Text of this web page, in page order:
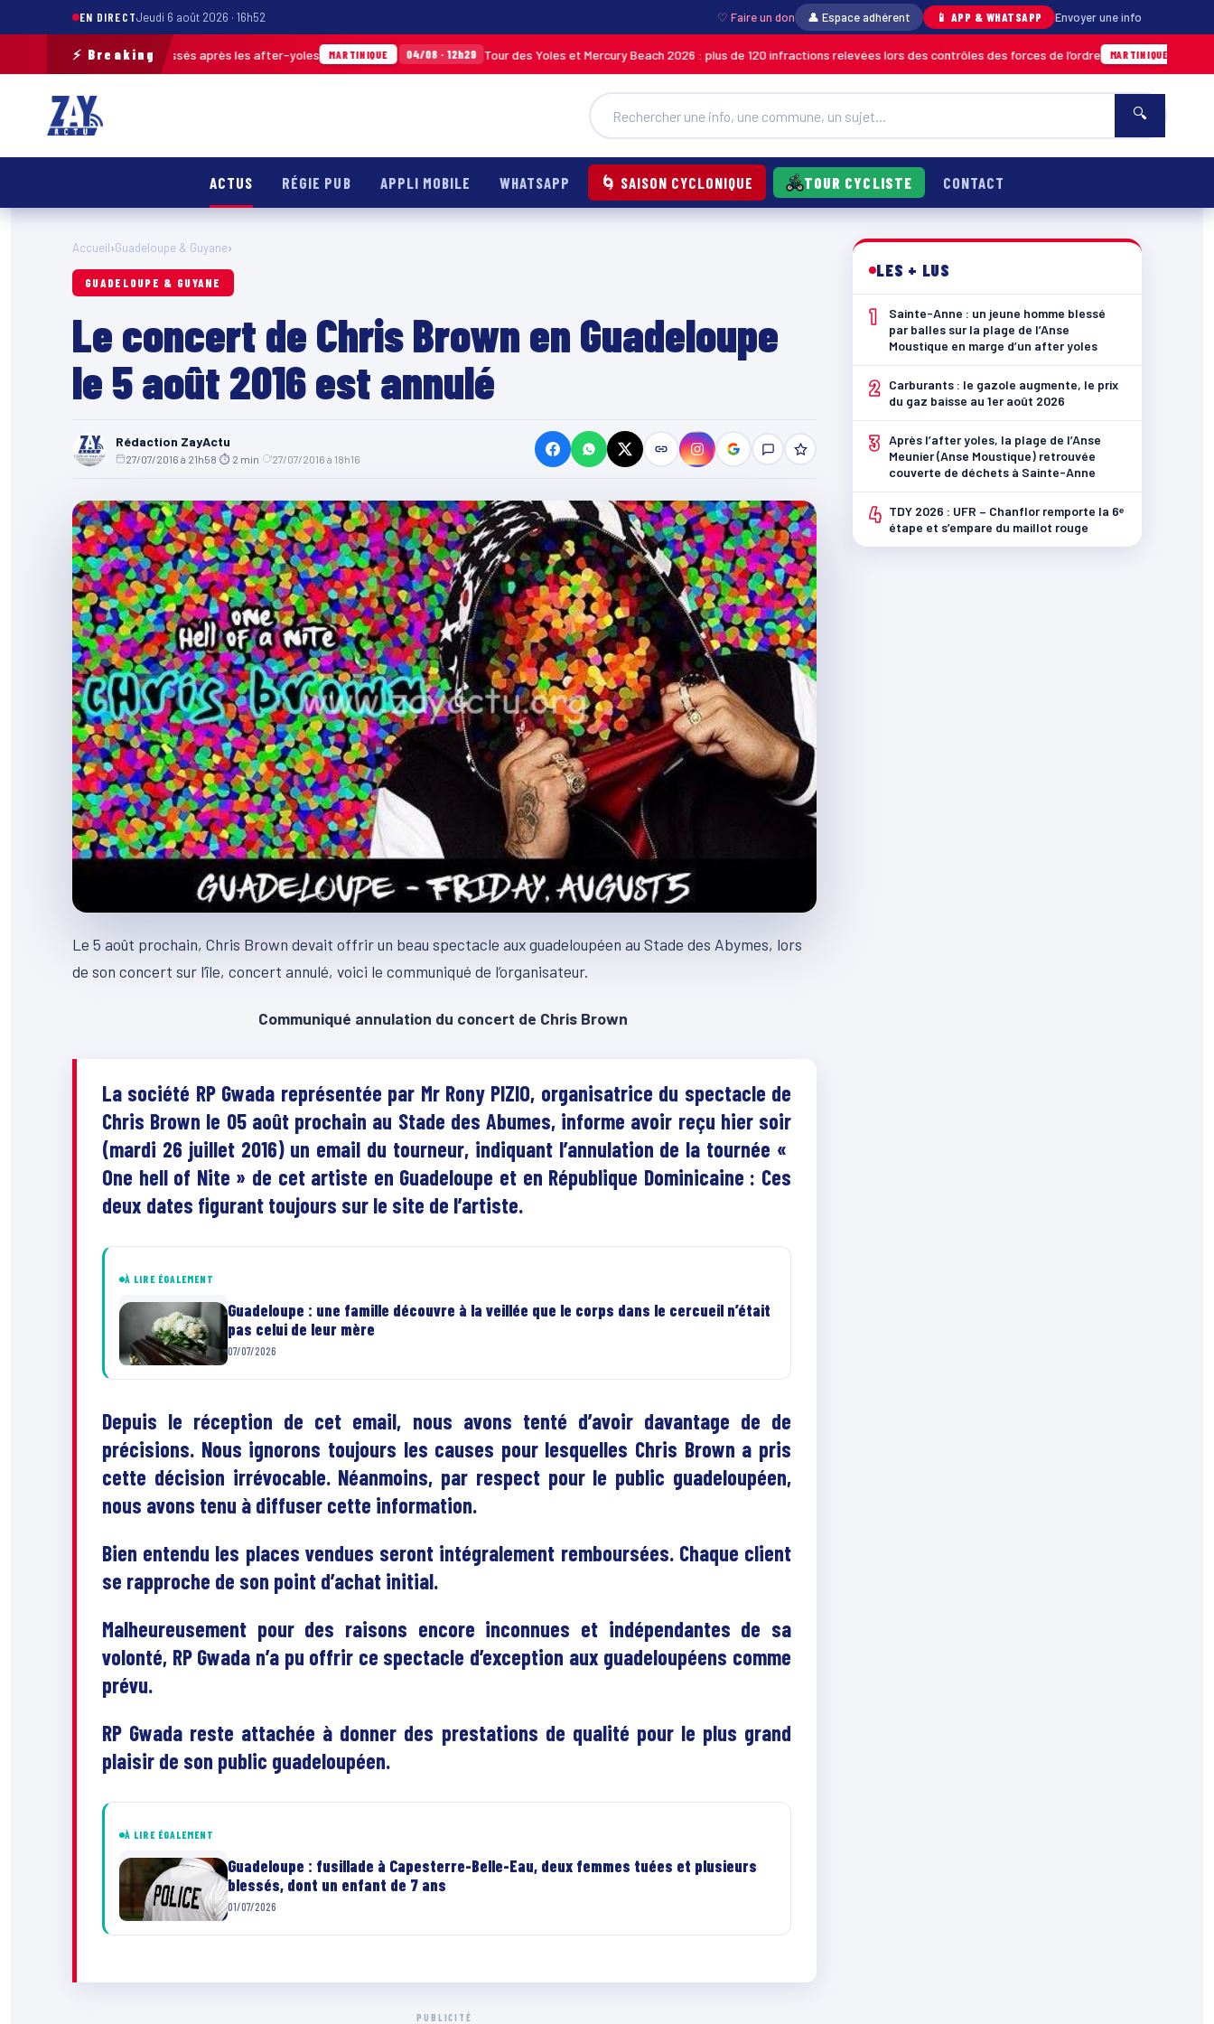
EN DIRECTJeudi 6 août 2026 · 16h52 ♡ Faire un don 👤 Espace adhérent 📱 APP & WHATSAPP Envoyer une info
⚡ Breaking
de déchets ramassés après les after-yoles MARTINIQUE 04/08 · 12h29 Tour des Yoles et Mercury Beach 2026 : plus de 120 infractions relevées lors des contrôles des forces de l’ordre MARTINIQUE 04/08 · 11h06
🔍
ACTUS RÉGIE PUB APPLI MOBILE WHATSAPP 🌀 SAISON CYCLONIQUE TOUR CYCLISTE CONTACT
Accueil›Guadeloupe & Guyane›
GUADELOUPE & GUYANE
Le concert de Chris Brown en Guadeloupe
le 5 août 2016 est annulé
Rédaction ZayActu
27/07/2016 à 21h58 ⏱ 2 min 27/07/2016 à 18h16
Le 5 août prochain, Chris Brown devait offrir un beau spectacle aux guadeloupéen au Stade des Abymes, lors
de son concert sur l’île, concert annulé, voici le communiqué de l’organisateur.
Communiqué annulation du concert de Chris Brown
La société RP Gwada représentée par Mr Rony PIZIO, organisatrice du spectacle de
Chris Brown le 05 août prochain au Stade des Abumes, informe avoir reçu hier soir
(mardi 26 juillet 2016) un email du tourneur, indiquant l’annulation de la tournée «
One hell of Nite » de cet artiste en Guadeloupe et en République Dominicaine : Ces
deux dates figurant toujours sur le site de l’artiste.
À LIRE ÉGALEMENT
Guadeloupe : une famille découvre à la veillée que le corps dans le cercueil n’était
pas celui de leur mère
07/07/2026
Depuis le réception de cet email, nous avons tenté d’avoir davantage de de
précisions. Nous ignorons toujours les causes pour lesquelles Chris Brown a pris
cette décision irrévocable. Néanmoins, par respect pour le public guadeloupéen,
nous avons tenu à diffuser cette information.
Bien entendu les places vendues seront intégralement remboursées. Chaque client
se rapproche de son point d’achat initial.
Malheureusement pour des raisons encore inconnues et indépendantes de sa
volonté, RP Gwada n’a pu offrir ce spectacle d’exception aux guadeloupéens comme
prévu.
RP Gwada reste attachée à donner des prestations de qualité pour le plus grand
plaisir de son public guadeloupéen.
À LIRE ÉGALEMENT
Guadeloupe : fusillade à Capesterre-Belle-Eau, deux femmes tuées et plusieurs
blessés, dont un enfant de 7 ans
01/07/2026
PUBLICITÉ
LES + LUS
1
Sainte-Anne : un jeune homme blessé
par balles sur la plage de l’Anse
Moustique en marge d’un after yoles
2
Carburants : le gazole augmente, le prix
du gaz baisse au 1er août 2026
3 Après l’after yoles, la plage de l’Anse
Meunier (Anse Moustique) retrouvée
couverte de déchets à Sainte-Anne
4 TDY 2026 : UFR – Chanflor remporte la 6ᵉ
étape et s’empare du maillot rouge